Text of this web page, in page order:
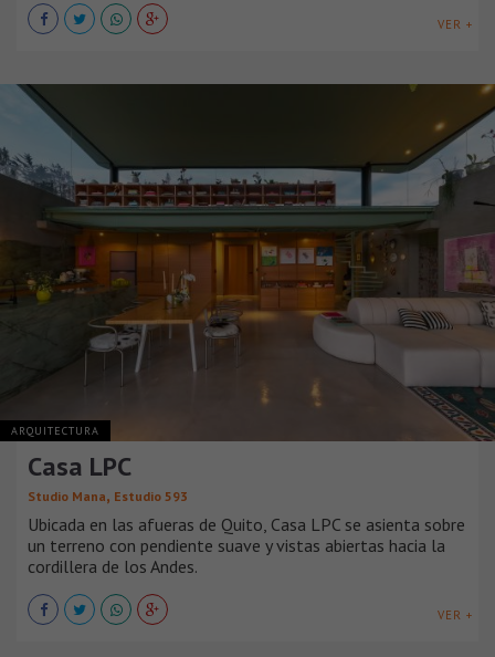
VER +
ARQUITECTURA
Casa LPC
Studio Mana, Estudio 593
Ubicada en las afueras de Quito, Casa LPC se asienta sobre
un terreno con pendiente suave y vistas abiertas hacia la
cordillera de los Andes.
VER +